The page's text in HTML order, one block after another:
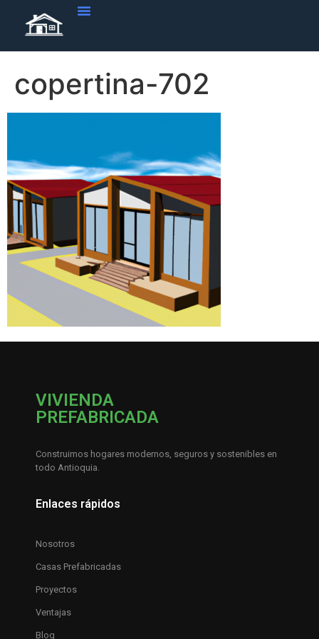
copertina-702
VIVIENDA
PREFABRICADA
Construimos hogares modernos, seguros y sostenibles en
todo Antioquia.
Enlaces rápidos
Nosotros
Casas Prefabricadas
Proyectos
Ventajas
Blog